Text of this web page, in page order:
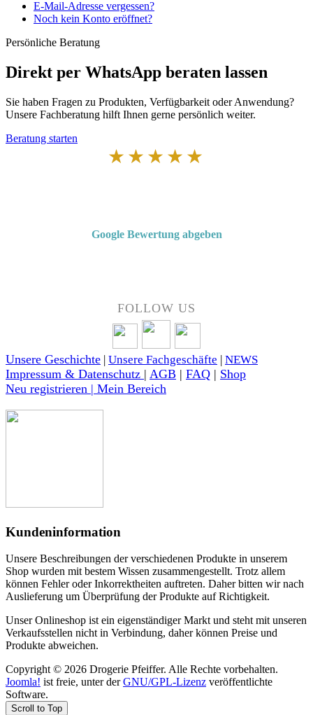
E-Mail-Adresse vergessen?
Noch kein Konto eröffnet?
Persönliche Beratung
Direkt per WhatsApp beraten lassen
Sie haben Fragen zu Produkten, Verfügbarkeit oder Anwendung?
Unsere Fachberatung hilft Ihnen gerne persönlich weiter.
Beratung starten
★★★★★
Google Bewertung abgeben
FOLLOW US
Unsere Geschichte Unsere Fachgeschäfte NEWS
Impressum & Datenschutz | AGB | FAQ | Shop
Neu registrieren | Mein Bereich
Kundeninformation
Unsere Beschreibungen der verschiedenen Produkte in unserem
Shop wurden mit bestem Wissen zusammengestellt. Trotz allem
können Fehler oder Inkorrektheiten auftreten. Daher bitten wir nach
Auslieferung um Überprüfung der Produkte auf Richtigkeit.
Unser Onlineshop ist ein eigenständiger Markt und steht mit unseren
Verkaufsstellen nicht in Verbindung, daher können Preise und
Produkte abweichen.
Copyright © 2026 Drogerie Pfeiffer. Alle Rechte vorbehalten.
Joomla! ist freie, unter derGNU/GPL-Lizenz veröffentlichte
Software.
Scroll to Top